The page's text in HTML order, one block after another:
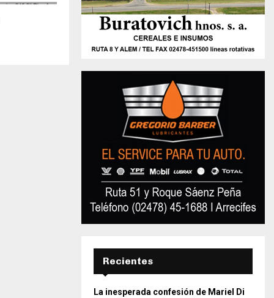
Recientes
La inesperada confesión de Mariel Di